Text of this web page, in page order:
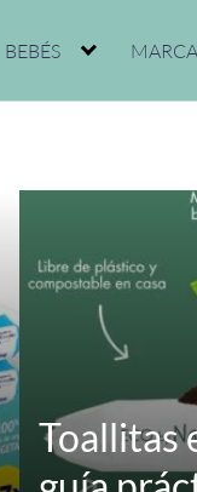
BEBÉS
Toallitas